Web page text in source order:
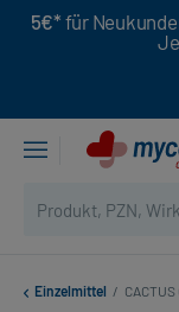
5€* für
Einzelmittel / CACTUS